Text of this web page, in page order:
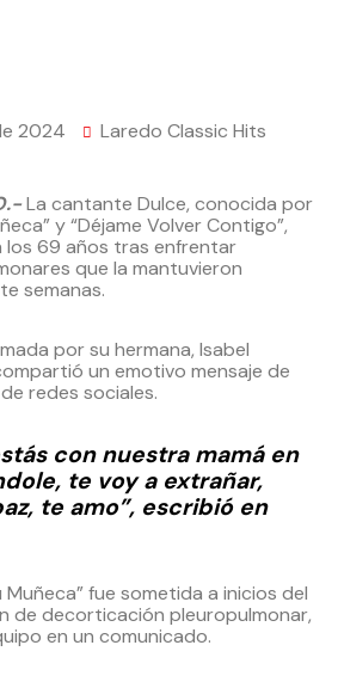
2024
Laredo Classic Hits
La cantante Dulce, conocida por
y “Déjame Volver Contigo”,
los 69 años tras enfrentar
que la mantuvieron
semanas.
por su hermana, Isabel
un emotivo mensaje de
redes sociales.
con nuestra mamá en
te voy a extrañar,
te amo”, escribió en
fue sometida a inicios del
de decorticación pleuropulmonar,
en un comunicado.